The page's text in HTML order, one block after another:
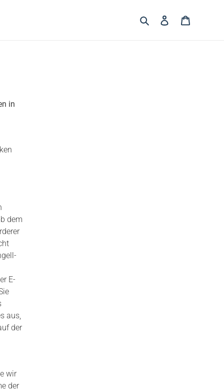
Suchen Einloggen
in
dem
E-
aus,
der
wir
der